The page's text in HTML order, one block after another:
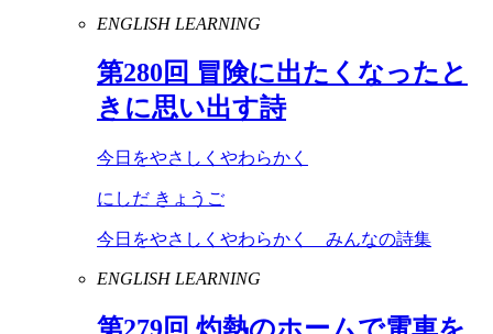
ENGLISH LEARNING
第280回 冒険に出たくなったと
きに思い出す詩
今日をやさしくやわらかく
にしだ きょうご
今日をやさしくやわらかく みんなの詩集
ENGLISH LEARNING